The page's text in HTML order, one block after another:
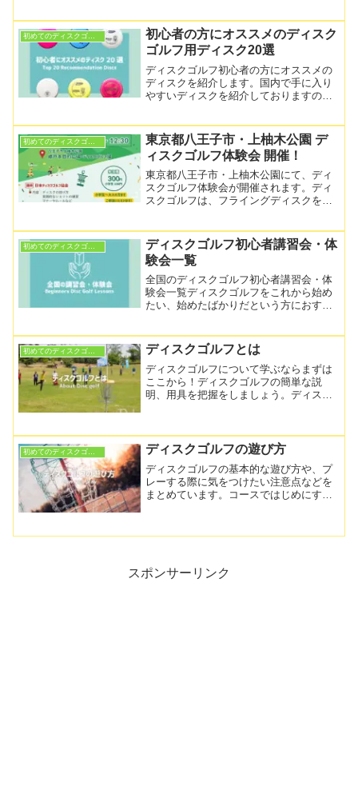
てみてくださいね。
初めてのディスクゴルフ
初心者の方にオススメのディスク
ゴルフ用ディスク20選
ディスクゴルフ初心者の方にオススメの
ディスクを紹介します。国内で手に入り
やすいディスクを紹介しておりますので
ィスクの選び方ディスクゴルフ用ディス
クと一言でいってもその形状...
東京都八王子市・上柚木公園 デ
ィスクゴルフ体験会 開催！
東京都八王子市・上柚木公園にて、ディ
スクゴルフ体験会が開催されます。ディ
スクゴルフは、フライングディスクを投
ポーツ。当日は、初めての方でも安心し
て参加できる内容で、投げ...
初めてのディスクゴルフ
ディスクゴルフ初心者講習会・体
験会一覧
全国のディスクゴルフ初心者講習会・体
験会一覧ディスクゴルフをこれから始め
たい、始めたばかりだという方におすす
習会が行われています。ちょっと体験し
てみたい、投げるコツを知...
初めてのディスクゴルフ ディスクゴルフとは
ディスクゴルフについて学ぶならまずは
ここから！ディスクゴルフの簡単な説
明、用具を把握をしましょう。ディスク
に取り組める競技を探しているなど、こ
れからディスクゴルフを始める方の第一
歩になれば幸いです。
ディスクゴルフの遊び方
ディスクゴルフの基本的な遊び方や、プ
レーする際に気をつけたい注意点などを
まとめています。コースではじめにする
スポンサーリンク